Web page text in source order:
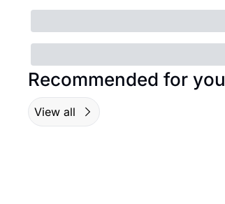
Recommended for you
View all